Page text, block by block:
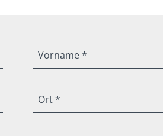
Vorname *
Ort *